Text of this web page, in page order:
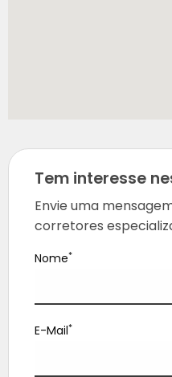
Tem interesse
Envie uma
corretores
Nome*
E-Mail*